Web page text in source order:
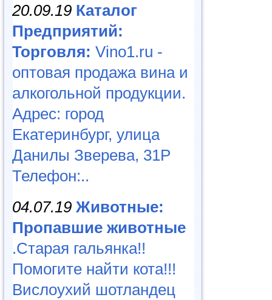
20.09.19 Каталог
Предприятий:
Торговля: Vino1.ru -
оптовая продажа вина и
алкогольной продукции.
Адрес: город
Екатеринбург, улица
Данилы Зверева, 31Р
Телефон:..
04.07.19 Животные:
Пропавшие животные
.Старая гальянка!!
Помогите найти кота!!!
Вислоухий шотландец